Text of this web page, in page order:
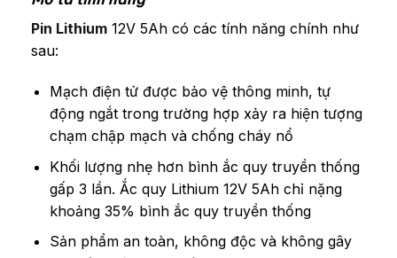
Pin Lithium 12V 5Ah có các tính năng chính như
sau:
Mạch điện tử được bảo vệ thông minh, tự
động ngắt trong trường hợp xảy ra hiện tượng
chạm chập mạch và chống cháy nổ
Khối lượng nhẹ hơn bình ắc quy truyền thống
gấp 3 lần. Ắc quy Lithium 12V 5Ah chỉ nặng
khoảng 35% bình ắc quy truyền thống
Sản phẩm an toàn, không độc và không gây